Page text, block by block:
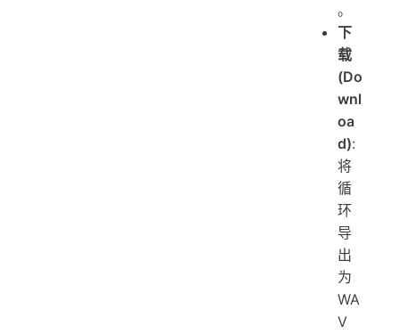
。
下
载
(Do
wnl
oa
d):
将
循
环
导
出
为
WA
V